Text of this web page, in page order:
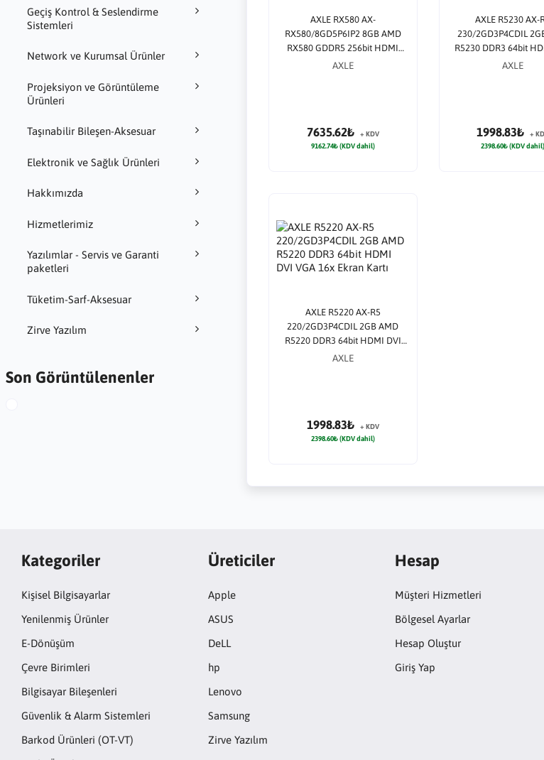
Geçiş Kontrol & Seslendirme
Sistemleri
Network ve Kurumsal Ürünler
Projeksiyon ve Görüntüleme
Ürünleri
Taşınabilir Bileşen-Aksesuar
Elektronik ve Sağlık Ürünleri
Hakkımızda
Hizmetlerimiz
Yazılımlar - Servis ve Garanti
paketleri
Tüketim-Sarf-Aksesuar
Zirve Yazılım
Son Görüntülenenler
AXLE RX580 AX-
RX580/8GD5P6IP2 8GB AMD
RX580 GDDR5 256bit HDMI
2xDP 16x Ekran Kartı
AXLE
7635.62₺
+ KDV
9162.74₺ (KDV dahil)
AXLE R5230 AX-
230/2GD3P4CDIL
R5230 DDR3 64bit
VGA 16x Ekran
AXLE
1998.83₺
+
2398.60₺ (KDV dahil)
AXLE R5220 AX-R5
220/2GD3P4CDIL 2GB AMD
R5220 DDR3 64bit HDMI DVI
VGA 16x Ekran Kartı
AXLE
1998.83₺
+ KDV
2398.60₺ (KDV dahil)
Kategoriler
Kişisel Bilgisayarlar
Yenilenmiş Ürünler
E-Dönüşüm
Çevre Birimleri
Bilgisayar Bileşenleri
Güvenlik & Alarm Sistemleri
Barkod Ürünleri (OT-VT)
Üreticiler
Apple
ASUS
DeLL
hp
Lenovo
Samsung
Zirve Yazılım
Hesap
Müşteri Hizmetleri
Bölgesel Ayarlar
Hesap Oluştur
Giriş Yap